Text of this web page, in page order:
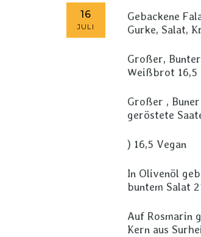
16
JULI
Gebackene
Gurke, Salat,
Großer,
Weißbrot 16,5
Großer ,
geröstete
) 16,5 Vegan
In Olivenöl
buntem Salat
Auf Rosmarin
Kern aus